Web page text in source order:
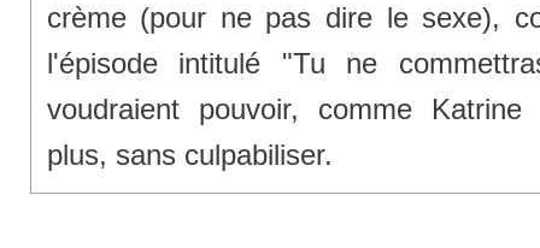
crème (pour ne pas dire le sexe),
l'épisode intitulé "Tu ne
voudraient pouvoir, comme
plus, sans culpabiliser.